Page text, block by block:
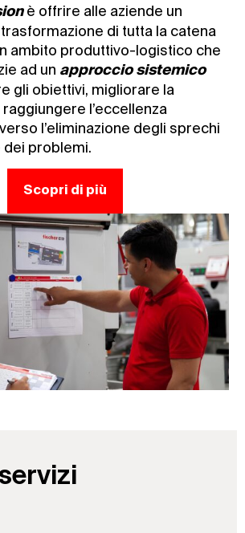
è offrire alle aziende un
di tutta la catena
ambito produttivo-logistico che
ad un approccio sistemico
gli obiettivi, migliorare la
l’eccellenza
l’eliminazione degli sprechi
dei problemi.
Scopri di più